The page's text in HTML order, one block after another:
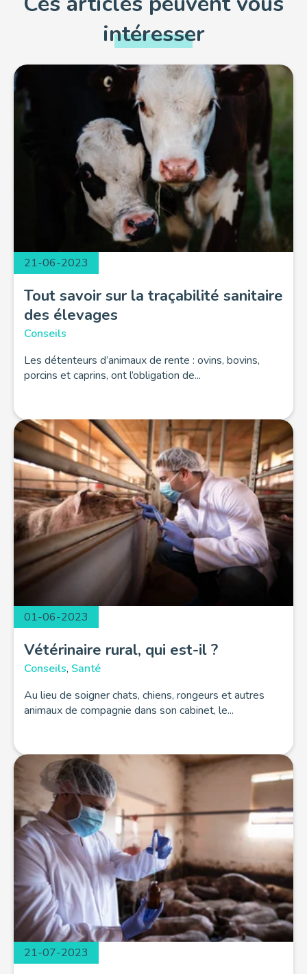
intéresser
Conseils
Tout savoir sur la traçabilité sanitaire
des élevages
21-06-2023
Les détenteurs d’animaux de rente : ovins, bovins,
porcins et caprins, ont l’obligation de...
Conseils, Santé
Vétérinaire rural, qui est-il ?
01-06-2023
Au lieu de soigner chats, chiens, rongeurs et autres
animaux de compagnie dans son cabinet, le...
21-07-2023